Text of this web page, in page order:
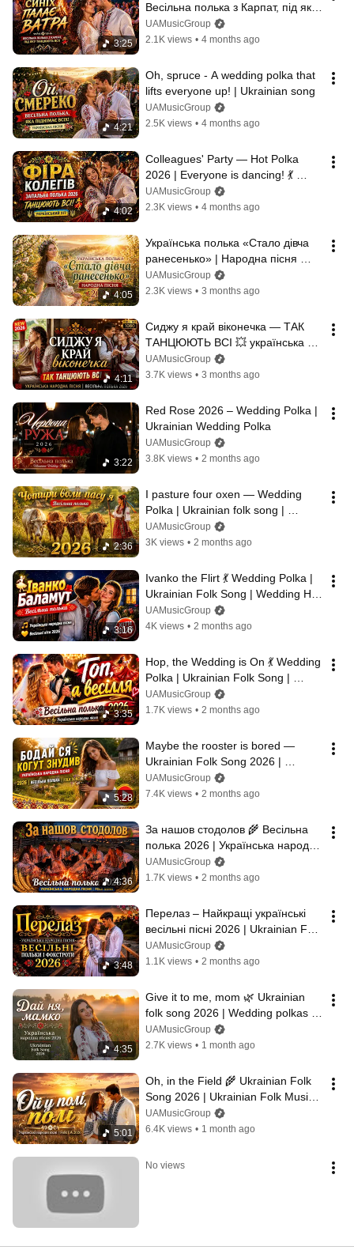
3:25
Весільна полька з Карпат, під яку
танцюють всі! 💃
UAMusicGroup
2.1K views • 4 months ago
4:21
Oh, spruce - A wedding polka that
lifts everyone up! | Ukrainian song
UAMusicGroup
2.5K views • 4 months ago
4:02
Colleagues' Party — Hot Polka
2026 | Everyone is dancing! 💃
Ukrainian hit
UAMusicGroup
2.3K views • 4 months ago
4:05
Українська полька «Стало дівча
ранесенько» | Народна пісня
2026
UAMusicGroup
2.3K views • 3 months ago
4:11
Сиджу я край віконечка — ТАК
ТАНЦЮЮТЬ ВСІ 💥 українська
народна пісня | весільна полька
2026
UAMusicGroup
3.7K views • 3 months ago
3:22
Red Rose 2026 – Wedding Polka |
Ukrainian Wedding Polka
UAMusicGroup
3.8K views • 2 months ago
2:36
I pasture four oxen — Wedding
Polka | Ukrainian folk song |
Wedding Polka Song 2026
UAMusicGroup
3K views • 2 months ago
3:16
Ivanko the Flirt 💃 Wedding Polka |
Ukrainian Folk Song | Wedding Hits
2026
UAMusicGroup
4K views • 2 months ago
3:35
Hop, the Wedding is On 💃 Wedding
Polka | Ukrainian Folk Song |
Wedding Songs 2026
UAMusicGroup
1.7K views • 2 months ago
5:28
Maybe the rooster is bored —
Ukrainian Folk Song 2026 |
Wedding Polka | Folk Song
UAMusicGroup
7.4K views • 2 months ago
4:36
За нашов стодолов 🌾 Весільна
полька 2026 | Українська народна
пісня | Folk Song
UAMusicGroup
1.7K views • 2 months ago
3:48
Перелаз – Найкращі українські
весільні пісні 2026 | Ukrainian Folk
Song
UAMusicGroup
1.1K views • 2 months ago
4:35
Give it to me, mom 🌿 Ukrainian
folk song 2026 | Wedding polkas
and foxtrots | Best folk hits
UAMusicGroup
2.7K views • 1 month ago
5:01
Oh, in the Field 🌾 Ukrainian Folk
Song 2026 | Ukrainian Folk Music |
Polka • Waltz • Foxtrot
UAMusicGroup
6.4K views • 1 month ago
No views